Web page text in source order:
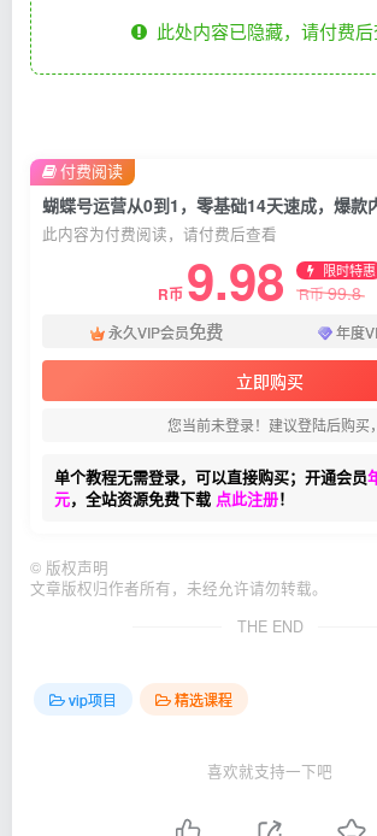
此处内容已隐藏，请付费后
此内容为付费阅读，请付费后查看
R币 9.98 限时特惠
R币99.8
永久VIP会员免费 年度
立即购买
您当前未登录！建议登陆后购买
单个教程无需登录，可以直接购买；开通会员
元，全站资源免费下载 点此注册！
付费阅读
© 版权声明
文章版权归作者所有，未经允许请勿转载。
THE END
vip项目 精选课程
喜欢就支持一下吧